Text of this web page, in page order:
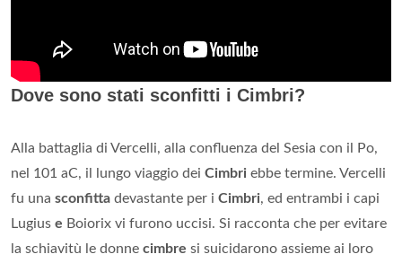
Dove sono stati sconfitti i Cimbri?
Alla battaglia di Vercelli, alla confluenza del Sesia con il Po,
nel 101 aC, il lungo viaggio dei Cimbri ebbe termine. Vercelli
fu una sconfitta devastante per i Cimbri, ed entrambi i capi
Lugius e Boiorix vi furono uccisi. Si racconta che per evitare
la schiavitù le donne cimbre si suicidarono assieme ai loro